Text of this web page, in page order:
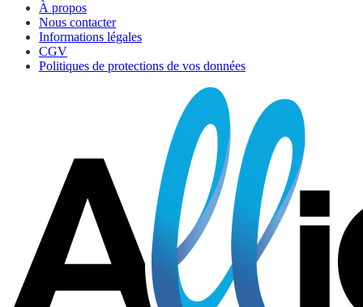
À propos
Nous contacter
Informations légales
CGV
Politiques de protections de vos données